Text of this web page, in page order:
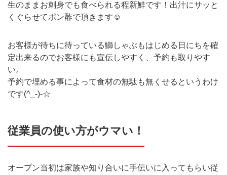
生のままお刺身でも食べられる程新鮮です！出汁にサッと
くぐらせてポン酢で頂きます☺
お客様が待ちに待っている鰤しゃぶもはじめる日にちを確
定出来るのでお客様にも宣伝しやすく、予約も取りやす
い。
予約で埋める事によって食材の無駄も無くせるというわけ
です(^_-)-☆
従業員の使い方がウマい！
オープン当初は家族や知り合いに手伝いに入ってもらい従